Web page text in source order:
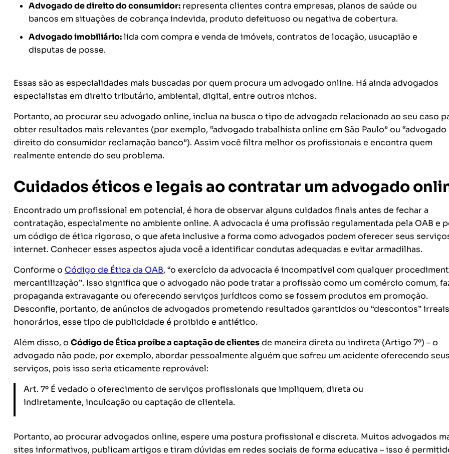
Advogado de direito do consumidor:representa clientes contra empresas, planos de saúde ou
bancos em situações de cobrança indevida, produto defeituoso ou negativa de cobertura.
Advogado imobiliário:lida com compra e venda de imóveis, contratos de locação, usucapião e
disputas de posse.
Essas são as especialidades mais buscadas por quem procura um advogado online. Há ainda advogados
especialistas em direito tributário, ambiental, digital, entre outros nichos.
Portanto, ao procurar seu advogado online, inclua na busca o tipo de advogado relacionado ao seu caso
obter resultados mais relevantes (por exemplo, “advogado trabalhista online em São Paulo” ou “advogado
direito do consumidor reclamação banco”). Assim você filtra melhor os profissionais e encontra quem
realmente entende do seu problema.
Cuidados éticos e legais ao contratar um advogado
Encontrado um profissional em potencial, é hora de observar alguns cuidados finais antes de fechar a
contratação, especialmente no ambiente online. A advocacia é uma profissão regulamentada pela OAB e
um código de ética rigoroso, o que afeta inclusive a forma como advogados podem oferecer seus
internet. Conhecer esses aspectos ajuda você a identificar condutas adequadas e evitar armadilhas.
Conforme o Código de Ética da OAB, “o exercício da advocacia é incompatível com qualquer
mercantilização”. Isso significa que o advogado não pode tratar a profissão como um comércio comum,
propaganda extravagante ou oferecendo serviços jurídicos como se fossem produtos em promoção.
Desconfie, portanto, de anúncios de advogados prometendo resultados garantidos ou “descontos”
honorários, esse tipo de publicidade é proibido e antiético.
Além disso, o Código de Ética proíbe a captação de clientesde maneira direta ou indireta (Artigo 7º) – o
advogado não pode, por exemplo, abordar pessoalmente alguém que sofreu um acidente oferecendo seus
serviços, pois isso seria eticamente reprovável:
Art. 7º É vedado o oferecimento de serviços profissionais que impliquem, direta ou
indiretamente, inculcação ou captação de clientela.
Portanto, ao procurar advogados online, espere uma postura profissional e discreta. Muitos advogados
sites informativos, publicam artigos e tiram dúvidas em redes sociais de forma educativa – isso é